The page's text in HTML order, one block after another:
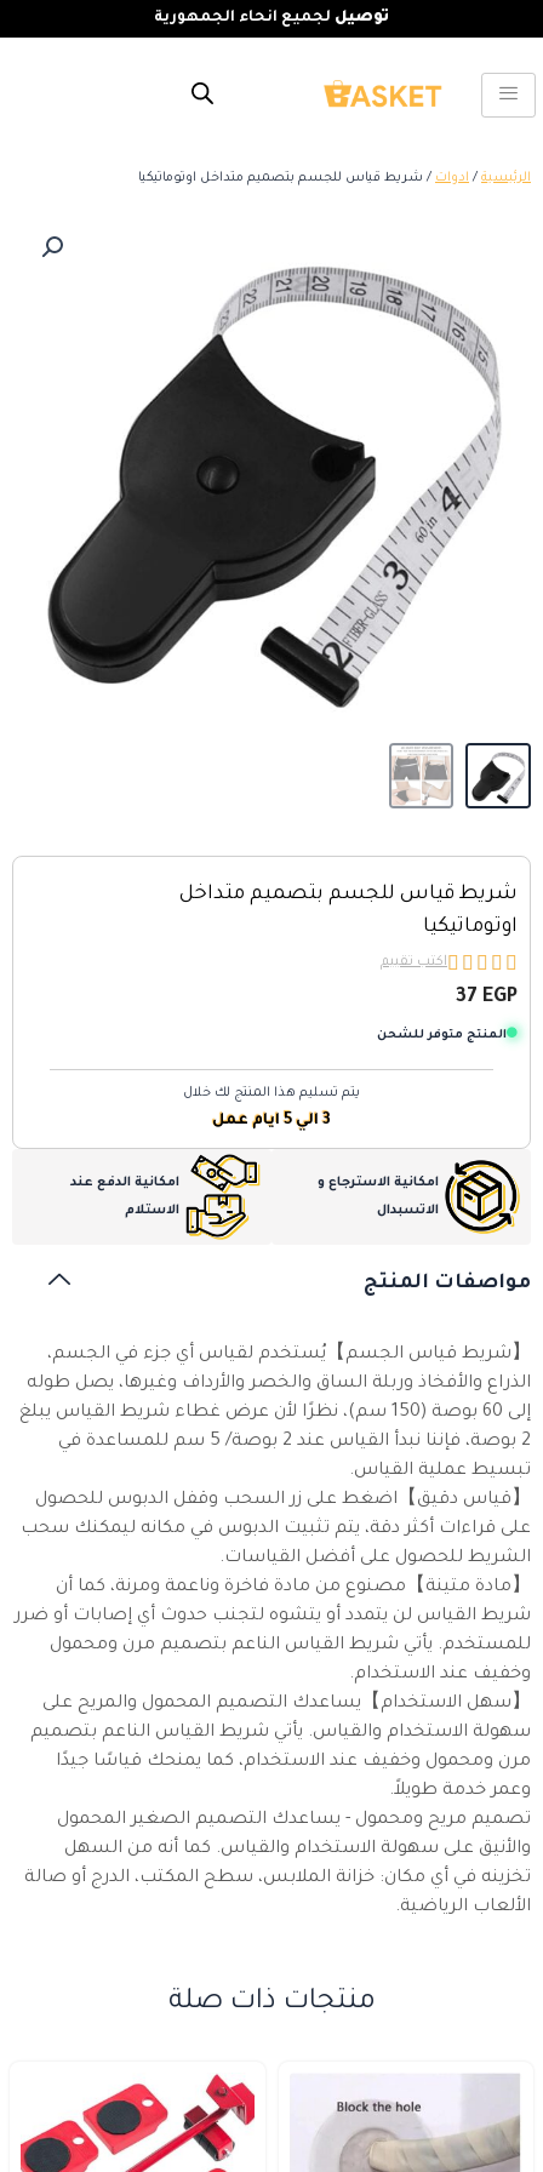
توصيل لجميع انحاء الجمهورية
الرئيسية / ادوات / شريط قياس للجسم بتصميم متداخل اوتوماتيكيا
شريط قياس للجسم بتصميم متداخل
اوتوماتيكيا




اكتب تقييم
37 EGP
المنتج متوفر للشحن
يتم تسليم هذا المنتج لك خلال
3 الي 5 ايام عمل
امكانية الاسترجاع و
الاتسبدال
امكانية الدفع عند
الاستلام
مواصفات المنتج
【شريط قياس الجسم】يُستخدم لقياس أي جزء في الجسم،
الذراع والأفخاذ وربلة الساق والخصر والأرداف وغيرها، يصل طوله
إلى 60 بوصة (150 سم)، نظرًا لأن عرض غطاء شريط القياس يبلغ
2 بوصة، فإننا نبدأ القياس عند 2 بوصة/ 5 سم للمساعدة في
تبسيط عملية القياس.
【قياس دقيق】اضغط على زر السحب وقفل الدبوس للحصول
على قراءات أكثر دقة، يتم تثبيت الدبوس في مكانه ليمكنك سحب
الشريط للحصول على أفضل القياسات.
【مادة متينة】مصنوع من مادة فاخرة وناعمة ومرنة، كما أن
شريط القياس لن يتمدد أو يتشوه لتجنب حدوث أي إصابات أو ضرر
للمستخدم. يأتي شريط القياس الناعم بتصميم مرن ومحمول
وخفيف عند الاستخدام.
【سهل الاستخدام】يساعدك التصميم المحمول والمريح على
سهولة الاستخدام والقياس. يأتي شريط القياس الناعم بتصميم
مرن ومحمول وخفيف عند الاستخدام، كما يمنحك قياسًا جيدًا
وعمر خدمة طويلاً.
تصميم مريح ومحمول - يساعدك التصميم الصغير المحمول
والأنيق على سهولة الاستخدام والقياس. كما أنه من السهل
تخزينه في أي مكان: خزانة الملابس، سطح المكتب، الدرج أو صالة
الألعاب الرياضية.
منتجات ذات صلة